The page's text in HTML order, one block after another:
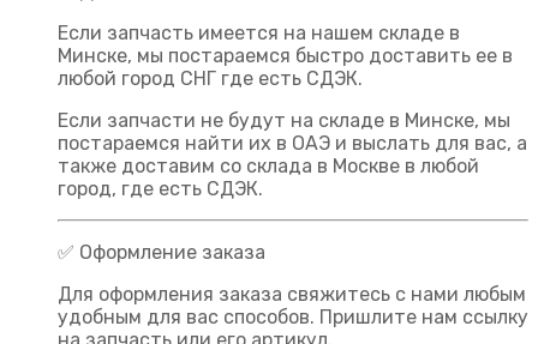
Если запчасть имеется на нашем складе в
Минске, мы постараемся быстро доставить ее в
любой город СНГ где есть СДЭК.
Если запчасти не будут на складе в Минске, мы
постараемся найти их в ОАЭ и выслать для вас, а
также доставим со склада в Москве в любой
город, где есть СДЭК.
✅ Оформление заказа
Для оформления заказа свяжитесь с нами любым
удобным для вас способов. Пришлите нам ссылку